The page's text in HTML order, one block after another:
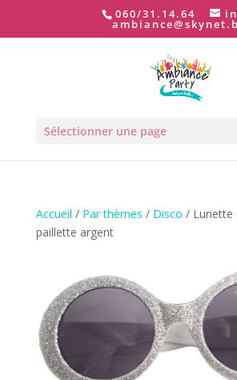
060/31.14.64
Sélectionner une page
Accueil / Par thèmes / Disco / Lunette
paillette argent